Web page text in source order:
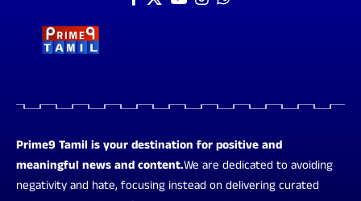
Prime9 Tamil is your destination for positive and
meaningful news and content.We are dedicated to avoiding
negativity and hate, focusing instead on delivering curated